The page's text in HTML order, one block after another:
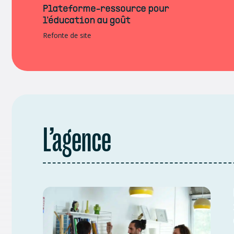
Plateforme-ressource pour
l'éducation au goût
Refonte de site
L’agence